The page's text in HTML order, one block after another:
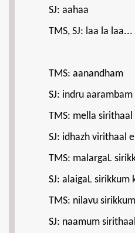
SJ: aahaa
TMS, SJ: laa la laa...
TMS: aanandham
SJ: indru aarambam
TMS: mella sirithaal
SJ: idhazh virithaal
TMS: malargaL
SJ: alaigaL sirikkum
TMS: nilavu
SJ: naamum